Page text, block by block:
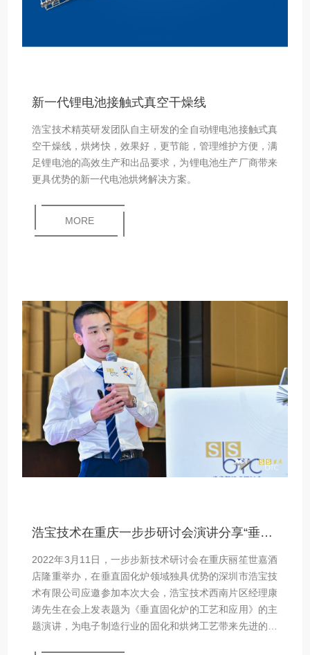
新一代锂电池接触式真空干燥线
浩宝技术精英研发团队自主研发的全自动锂电池接触式真
空干燥线，烘烤快，效果好，更节能，管理维护方便，满
足锂电池的高效生产和出品要求，为锂电池生产厂商带来
更具优势的新一代电池烘烤解决方案。
MORE
浩宝技术在重庆一步步研讨会演讲分享“垂直固化炉的工艺和应用”
2022年3月11日，一步步新技术研讨会在重庆丽笙世嘉酒
店隆重举办，在垂直固化炉领域独具优势的深圳市浩宝技
术有限公司应邀参加本次大会，浩宝技术西南片区经理康
涛先生在会上发表题为《垂直固化炉的工艺和应用》的主
题演讲，为电子制造行业的固化和烘烤工艺带来先进的解